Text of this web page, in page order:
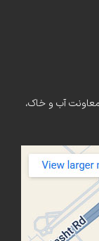
آب و خاک،